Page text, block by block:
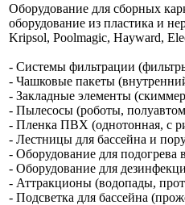
Оборудование для сборных
оборудование из пластика и
Kripsol, Poolmagic, Hayward,
- Системы фильтрации
- Чашковые пакеты
- Закладные элементы
- Пылесосы (роботы,
- Пленка ПВХ (однотонная, с
- Лестницы для бассейна и
- Оборудование для подогрева
- Оборудование для
- Аттракционы (водопады,
- Подсветка для бассейна